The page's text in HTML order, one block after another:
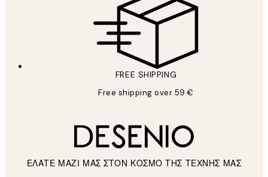
FREE SHIPPING
Free shipping over 59 €
ΕΛΑΤΕ ΜΑΖΙ ΜΑΣ ΣΤΟΝ ΚΟΣΜΟ ΤΗΣ ΤΕΧΝΗΣ ΜΑΣ